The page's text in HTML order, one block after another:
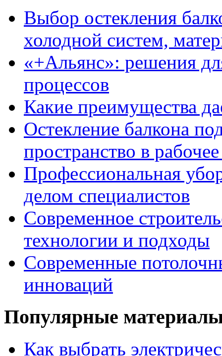
Выбор остекления
холодной систем,
«+Альянс»: решения
процессов
Какие преимущества
Остекление балкона
пространство в
Профессиональная
делом специалистов
Современное
технологии и подходы
Современные
инноваций
Популярные
Как выбрать